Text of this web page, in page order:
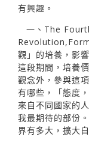
有興趣。
一、The
觀」的培養，影
這段期間，培養
觀念外，參與這
有哪些，「態度
來自不同國家的
我最期待的部份
界有多大，擴大